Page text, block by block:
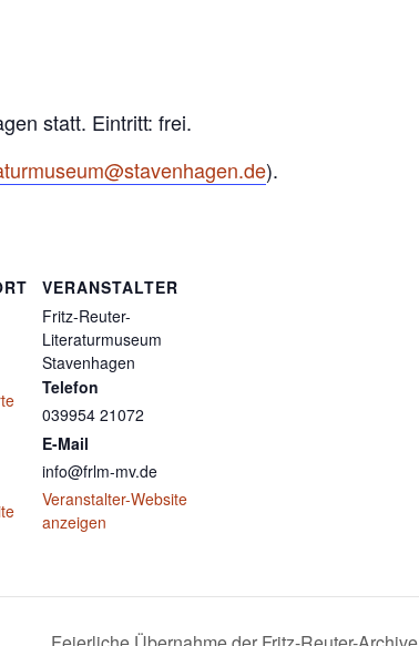
statt. Eintritt: frei.
).
VERANSTALTER
Fritz-Reuter-
Literaturmuseum
Stavenhagen
Telefon
039954 21072
E-Mail
info@frlm-mv.de
Veranstalter-Website
anzeigen